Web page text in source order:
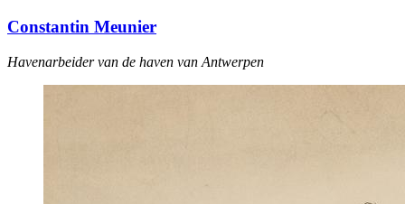
Constantin Meunier
Havenarbeider van de haven van Antwerpen